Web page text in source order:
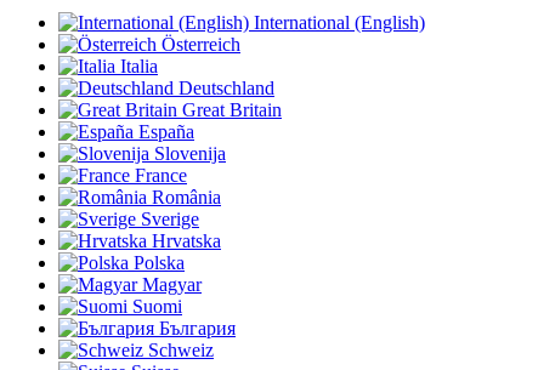
International (English)
Österreich
Italia
Deutschland
Great Britain
España
Slovenija
France
România
Sverige
Hrvatska
Polska
Magyar
Suomi
България
Schweiz